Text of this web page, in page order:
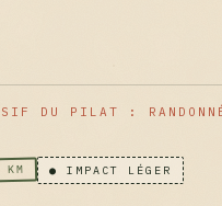
DU PILAT :
● IMPACT LÉGER